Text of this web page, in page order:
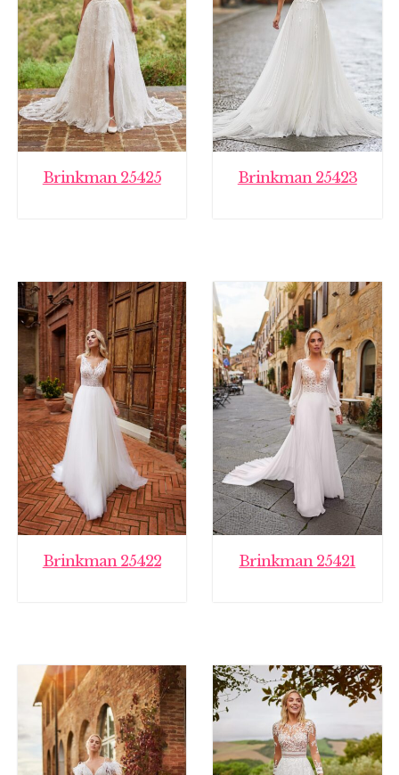
Brinkman 25425 Brinkman 25423
Brinkman 25422 Brinkman 25421